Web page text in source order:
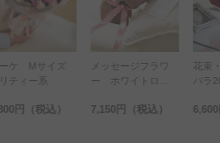
ーケ Mサイズ
ティー系
円 （税込）
メッセージフラワ
ー ホワイトロー
ーケ
7,150円 （税込）
花束
バラ
6,600